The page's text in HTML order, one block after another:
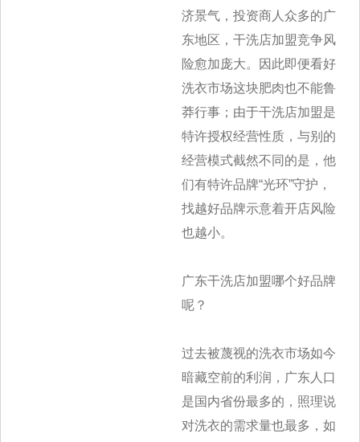
济景气，投资商人众多的广
东地区，干洗店加盟竞争风
险愈加庞大。因此即便看好
洗衣市场这块肥肉也不能鲁
莽行事；由于干洗店加盟是
特许授权经营性质，与别的
经营模式截然不同的是，他
们有特许品牌“光环”守护，
找越好品牌示意着开店风险
也越小。
广东干洗店加盟哪个好品牌
呢？
过去被蔑视的洗衣市场如今
暗藏空前的利润，广东人口
是国内省份最多的，照理说
对洗衣的需求量也最多，如